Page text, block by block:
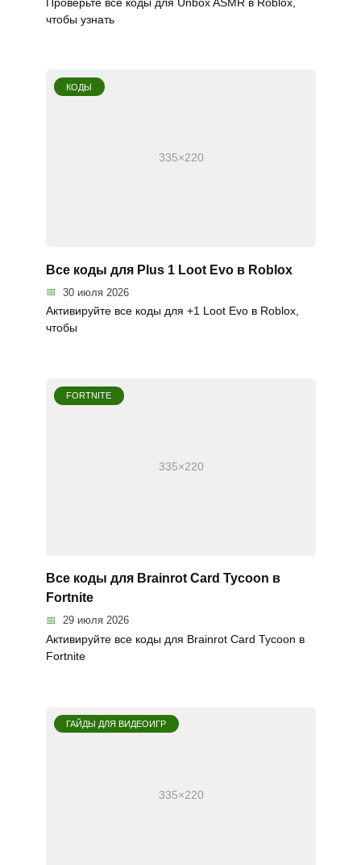
чтобы узнать
КОДЫ
Все коды для Plus 1 Loot Evo в Roblox
30 июля 2026
Активируйте все коды для +1 Loot Evo в Roblox,
чтобы
FORTNITE
Все коды для Brainrot Card Tycoon в
Fortnite
29 июля 2026
Активируйте все коды для Brainrot Card Tycoon в
Fortnite
ГАЙДЫ ДЛЯ ВИДЕОИГР